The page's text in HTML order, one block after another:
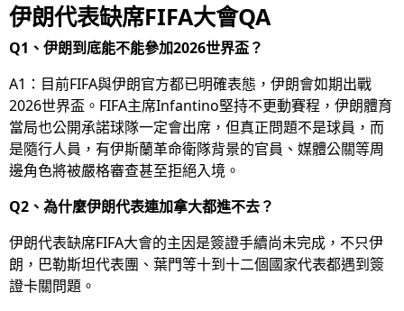
伊朗代表缺席FIFA大會QA
Q1、伊朗到底能不能參加2026世界盃？
A1：目前FIFA與伊朗官方都已明確表態，伊朗會如期出戰
2026世界盃。FIFA主席Infantino堅持不更動賽程，伊朗體育
當局也公開承諾球隊一定會出席，但真正問題不是球員，而
是隨行人員，有伊斯蘭革命衛隊背景的官員、媒體公關等周
邊角色將被嚴格審查甚至拒絕入境。
Q2、為什麼伊朗代表連加拿大都進不去？
伊朗代表缺席FIFA大會的主因是簽證手續尚未完成，不只伊
朗，巴勒斯坦代表團、葉門等十到十二個國家代表都遇到簽
證卡關問題。